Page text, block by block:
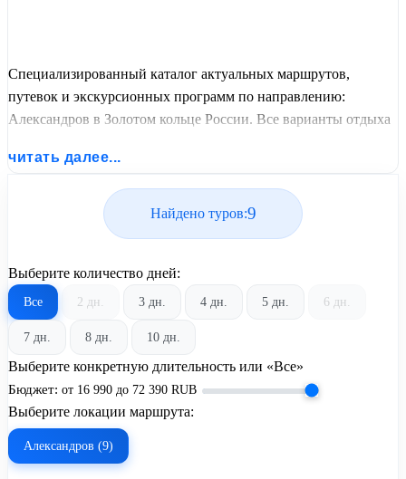
Специализированный каталог актуальных маршрутов,
путевок и экскурсионных программ по направлению:
Александров в Золотом кольце России. Все варианты отдыха
проездом и актуальным графиком заездов от United Travel
читать далее...
Найдено туров:9
Выберите количество дней:
Все 2 дн. 3 дн. 4 дн. 5 дн. 6 дн.
7 дн. 8 дн. 10 дн.
Выберите конкретную длительность или «Все»
Бюджет: от 16 990 до 72 390 RUB
Выберите локации маршрута:
Александров (9)